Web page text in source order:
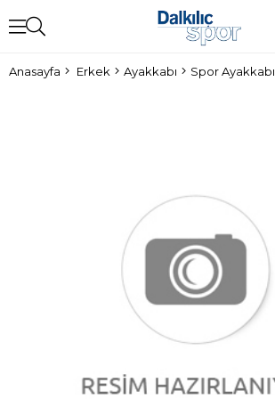
Anasayfa Erkek Ayakkabı Spor Ayakkabı